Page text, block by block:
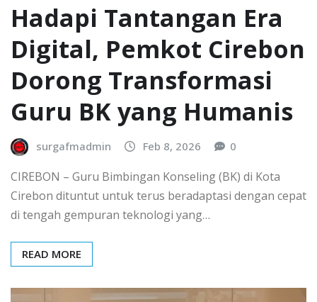
Hadapi Tantangan Era
Digital, Pemkot Cirebon
Dorong Transformasi
Guru BK yang Humanis
surgafmadmin Feb 8, 2026 0
CIREBON – Guru Bimbingan Konseling (BK) di Kota
Cirebon dituntut untuk terus beradaptasi dengan cepat
di tengah gempuran teknologi yang…
READ MORE